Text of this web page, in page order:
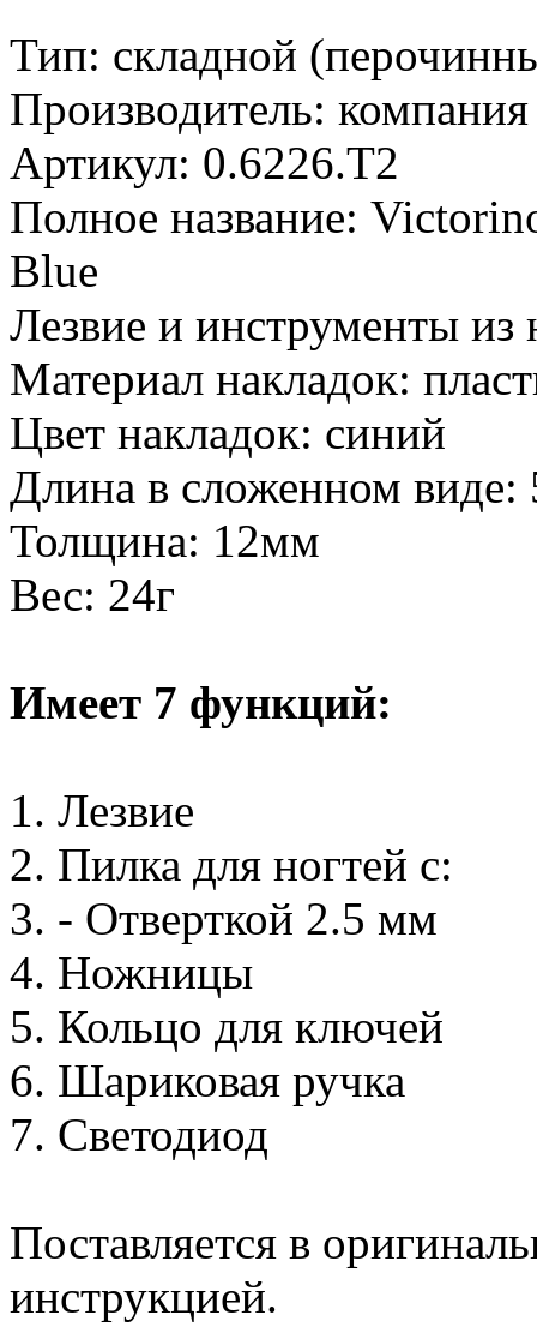
Тип: складной
Производитель:
Артикул: 0.6226.T2
Полное название:
Blue
Лезвие и инструменты
Материал накладок:
Цвет накладок: синий
Длина в сложенном
Толщина: 12мм
Вес: 24г
Имеет 7 функций:
1. Лезвие
2. Пилка для ногтей с:
3. - Отверткой 2.5 мм
4. Ножницы
5. Кольцо для ключей
6. Шариковая ручка
7. Светодиод
Поставляется в
инструкцией.